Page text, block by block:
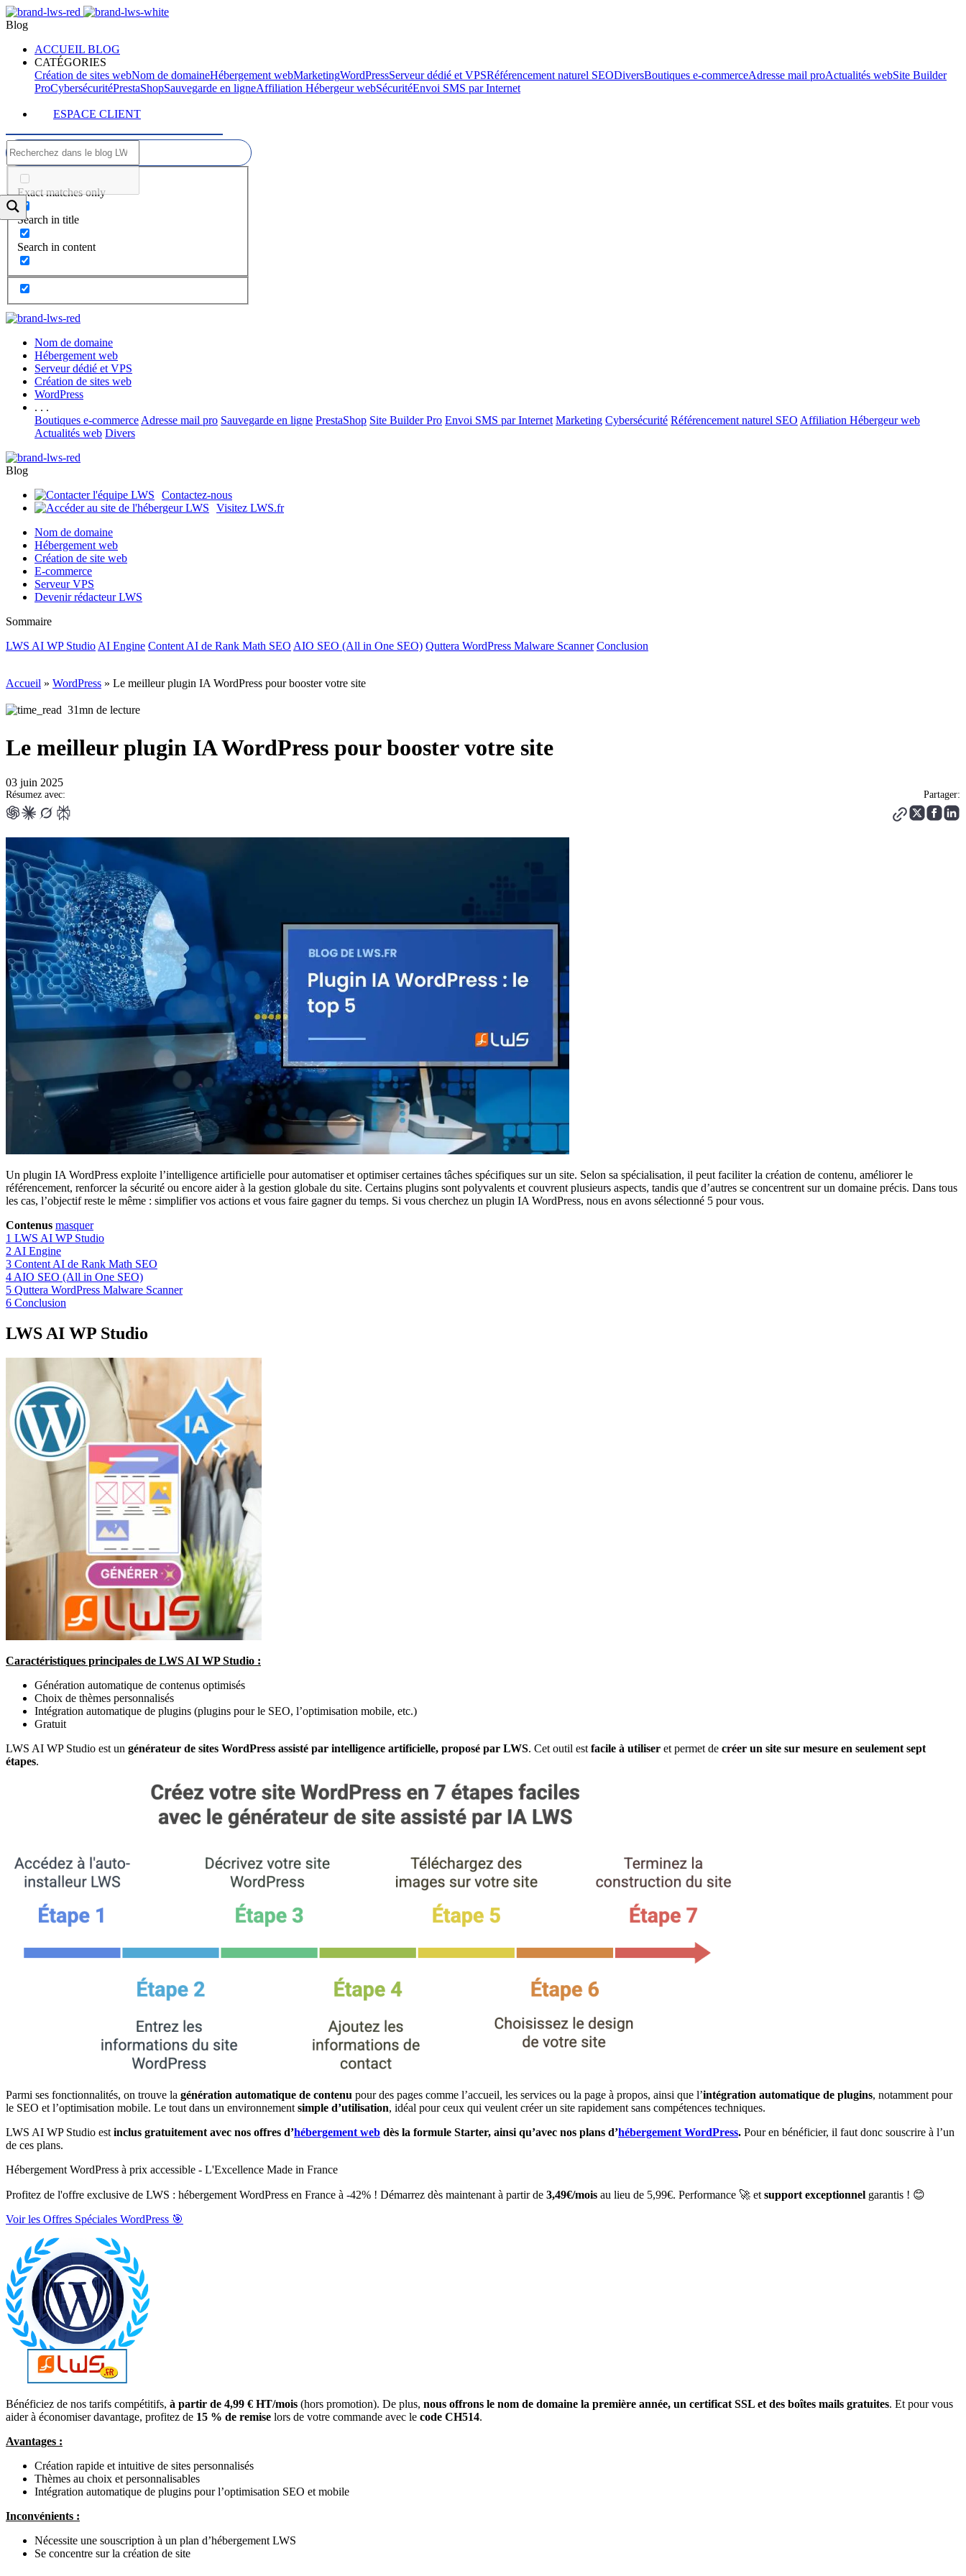
Blog
ACCUEIL BLOG
CATÉGORIES
Création de sites webNom de domaineHébergement webMarketingWordPressServeur dédié et VPSRéférencement naturel SEODiversBoutiques e-commerceAdresse mail proActualités webSite Builder
ProCybersécuritéPrestaShopSauvegarde en ligneAffiliation Hébergeur webSécuritéEnvoi SMS par Internet
ESPACE CLIENT
Exact matches only
Search in title
Search in content
Nom de domaine
Hébergement web
Serveur dédié et VPS
Création de sites web
WordPress
. . .
Boutiques e-commerce Adresse mail pro Sauvegarde en ligne PrestaShop Site Builder Pro Envoi SMS par Internet Marketing Cybersécurité Référencement naturel SEO Affiliation Hébergeur web
Actualités web Divers
Blog
Contactez-nous
Visitez LWS.fr
Nom de domaine
Hébergement web
Création de site web
E-commerce
Serveur VPS
Devenir rédacteur LWS
Sommaire
LWS AI WP Studio AI Engine Content AI de Rank Math SEO AIO SEO (All in One SEO) Quttera WordPress Malware Scanner Conclusion
Accueil » WordPress » Le meilleur plugin IA WordPress pour booster votre site
31mn de lecture
Le meilleur plugin IA WordPress pour booster votre site
03 juin 2025
Résumez avec: Partager:
Un plugin IA WordPress exploite l’intelligence artificielle pour automatiser et optimiser certaines tâches spécifiques sur un site. Selon sa spécialisation, il peut faciliter la création de contenu, améliorer le
référencement, renforcer la sécurité ou encore aider à la gestion globale du site. Certains plugins sont polyvalents et couvrent plusieurs aspects, tandis que d’autres se concentrent sur un domaine précis. Dans tous
les cas, l’objectif reste le même : simplifier vos actions et vous faire gagner du temps. Si vous cherchez un plugin IA WordPress, nous en avons sélectionné 5 pour vous.
Contenus masquer
1 LWS AI WP Studio
2 AI Engine
3 Content AI de Rank Math SEO
4 AIO SEO (All in One SEO)
5 Quttera WordPress Malware Scanner
6 Conclusion
LWS AI WP Studio
Caractéristiques principales de LWS AI WP Studio :
Génération automatique de contenus optimisés
Choix de thèmes personnalisés
Intégration automatique de plugins (plugins pour le SEO, l’optimisation mobile, etc.)
Gratuit
LWS AI WP Studio est un générateur de sites WordPress assisté par intelligence artificielle, proposé par LWS. Cet outil est facile à utiliser et permet de créer un site sur mesure en seulement sept
étapes.
Parmi ses fonctionnalités, on trouve la génération automatique de contenu pour des pages comme l’accueil, les services ou la page à propos, ainsi que l’intégration automatique de plugins, notamment pour
le SEO et l’optimisation mobile. Le tout dans un environnement simple d’utilisation, idéal pour ceux qui veulent créer un site rapidement sans compétences techniques.
LWS AI WP Studio est inclus gratuitement avec nos offres d’hébergement web dès la formule Starter, ainsi qu’avec nos plans d’hébergement WordPress. Pour en bénéficier, il faut donc souscrire à l’un
de ces plans.
Hébergement WordPress à prix accessible - L'Excellence Made in France
Profitez de l'offre exclusive de LWS : hébergement WordPress en France à -42% ! Démarrez dès maintenant à partir de 3,49€/mois au lieu de 5,99€. Performance 🚀 et support exceptionnel garantis ! 😊
Voir les Offres Spéciales WordPress 🎯
Bénéficiez de nos tarifs compétitifs, à partir de 4,99 € HT/mois (hors promotion). De plus, nous offrons le nom de domaine la première année, un certificat SSL et des boîtes mails gratuites. Et pour vous
aider à économiser davantage, profitez de 15 % de remise lors de votre commande avec le code CH514.
Avantages :
Création rapide et intuitive de sites personnalisés
Thèmes au choix et personnalisables
Intégration automatique de plugins pour l’optimisation SEO et mobile
Inconvénients :
Nécessite une souscription à un plan d’hébergement LWS
Se concentre sur la création de site